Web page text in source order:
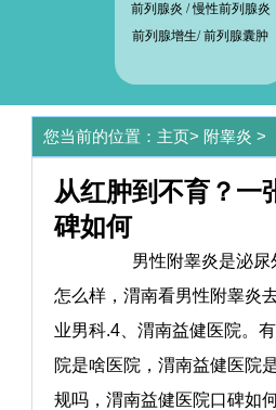
前列腺炎 /慢性前列腺炎
前列腺增生/前列腺囊肿
您当前的位置： 主页> 附睾炎 >
从红肿到不育？一
碑如何
男性附睾炎是泌尿外
怎么样，渭南看男性附睾炎
业男科.4、渭南益健医院。
院是啥医院，渭南益健医院
规吗，渭南益健医院口碑如